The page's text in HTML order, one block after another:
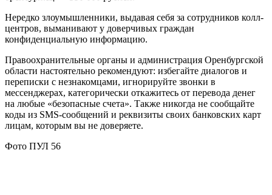
Нередко злоумышленники, выдавая себя за сотрудников колл-
центров, выманивают у доверчивых граждан
конфиденциальную информацию.
Правоохранительные органы и администрация Оренбургской
области настоятельно рекомендуют: избегайте диалогов и
переписки с незнакомцами, игнорируйте звонки в
мессенджерах, категорически откажитесь от перевода денег
на любые «безопасные счета». Также никогда не сообщайте
коды из SMS-сообщений и реквизиты своих банковских карт
лицам, которым вы не доверяете.
Фото ПУЛ 56